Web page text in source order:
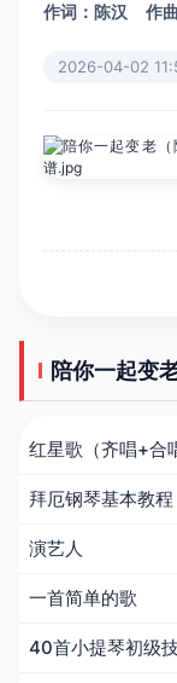
作词：陈汉 作
2026-04-02
陪你一起变
红星歌（齐唱+合
拜厄钢琴基本教
演艺人
一首简单的歌
40首小提琴初级